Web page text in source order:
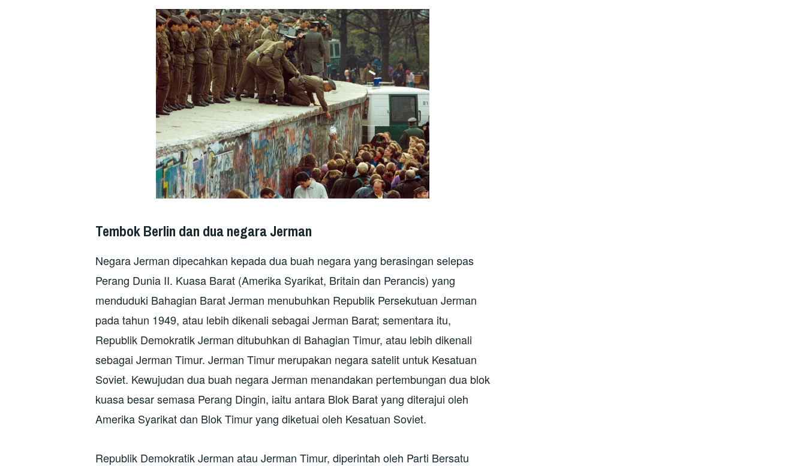
Tembok Berlin dan dua negara Jerman
Negara Jerman dipecahkan kepada dua buah negara yang berasingan selepas
Perang Dunia II. Kuasa Barat (Amerika Syarikat, Britain dan Perancis) yang
menduduki Bahagian Barat Jerman menubuhkan Republik Persekutuan Jerman
pada tahun 1949, atau lebih dikenali sebagai Jerman Barat; sementara itu,
Republik Demokratik Jerman ditubuhkan di Bahagian Timur, atau lebih dikenali
sebagai Jerman Timur. Jerman Timur merupakan negara satelit untuk Kesatuan
Soviet. Kewujudan dua buah negara Jerman menandakan pertembungan dua blok
kuasa besar semasa Perang Dingin, iaitu antara Blok Barat yang diterajui oleh
Amerika Syarikat dan Blok Timur yang diketuai oleh Kesatuan Soviet.
Republik Demokratik Jerman atau Jerman Timur, diperintah oleh Parti Bersatu